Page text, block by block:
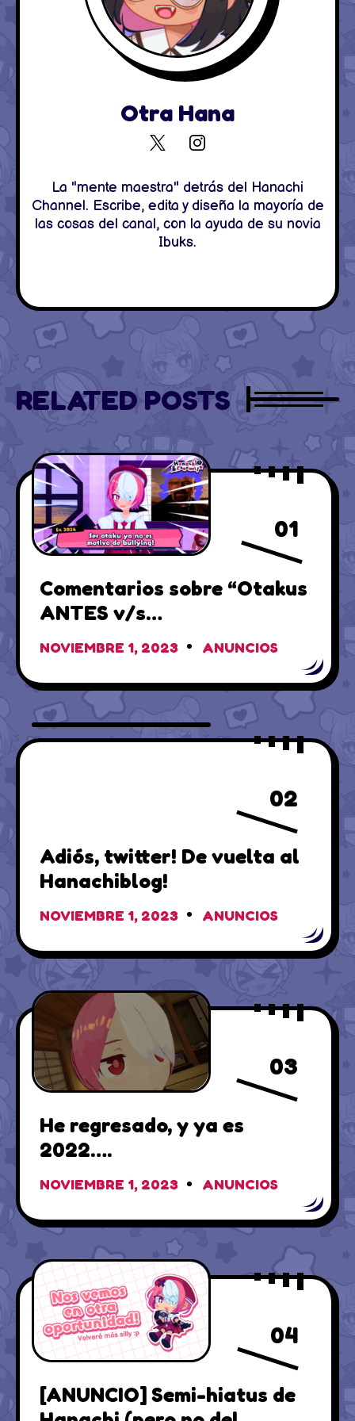
Otra Hana
La "mente maestra" detrás del Hanachi
Channel. Escribe, edita y diseña la mayoría de
las cosas del canal, con la ayuda de su novia
Ibuks.
RELATED POSTS
01
Comentarios sobre “Otakus
ANTES v/s
AHORA”(+Actualizaciones)
NOVIEMBRE 1, 2023 ANUNCIOS
02
Adiós, twitter! De vuelta al
Hanachiblog!
NOVIEMBRE 1, 2023 ANUNCIOS
03
He regresado, y ya es
2022….
NOVIEMBRE 1, 2023 ANUNCIOS
04
[ANUNCIO] Semi-hiatus de